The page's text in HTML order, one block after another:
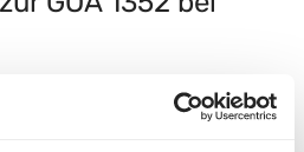
09.06.2026 weiterhin